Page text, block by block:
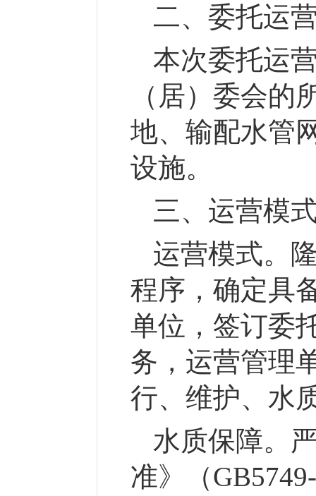
二、委托运
本次委托运
（居）委会的
地、输配水管
设施。
三、运营模
运营模式。
程序，确定具
单位，签订委
务，运营管理
行、维护、水
水质保障。
准》（